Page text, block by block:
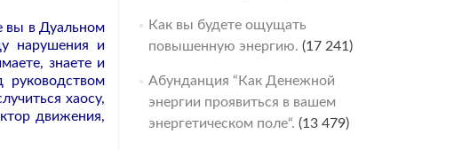
вы в Дуальном
нарушения и
знаете и
руководством
хаосу,
движения,
Как вы будете ощущать
повышенную энергию. (17 241)
Абунданция “Как Денежной
энергии проявиться в вашем
энергетическом поле“. (13 479)